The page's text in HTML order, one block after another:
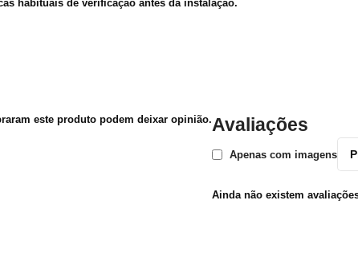
habituais de verificação antes da instalação.
Avaliações
Apenas com imagens
Ainda não existem
este produto podem deixar opinião.